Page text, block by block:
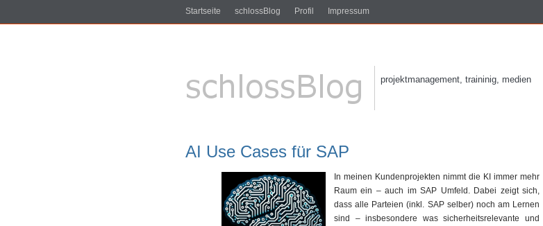
Startseite schlossBlog Profil Impressum
projektmanagement, traininig, medien
AI Use Cases für SAP
In meinen Kundenprojekten nimmt die KI immer mehr
Raum ein – auch im SAP Umfeld. Dabei zeigt sich,
dass alle Parteien (inkl. SAP selber) noch am Lernen
sind – insbesondere was sicherheitsrelevante und